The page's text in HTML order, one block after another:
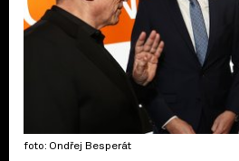
foto: Ondřej Besperát